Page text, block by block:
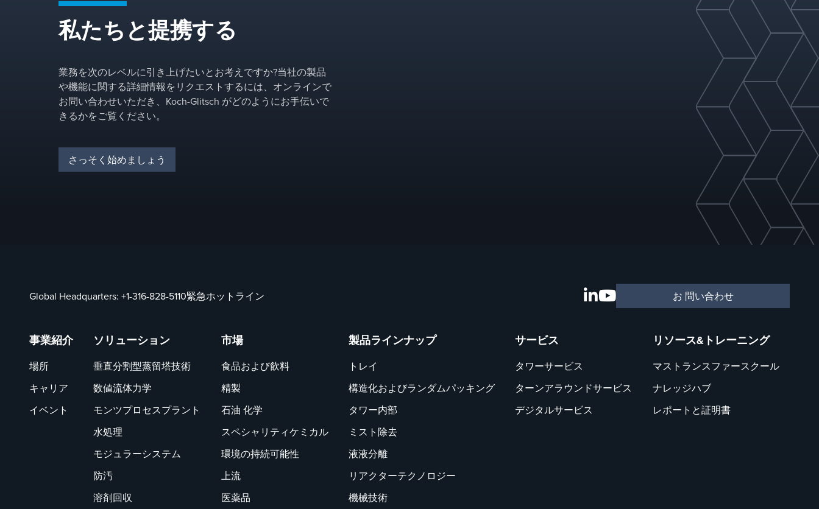
私たちと提携する
業務を次のレベルに引き上げたいとお考えですか?当社の製品
や機能に関する詳細情報をリクエストするには、オンラインで
お問い合わせいただき、Koch-Glitsch がどのようにお手伝いで
きるかをご覧ください。
さっそく始めましょう
Global Headquarters: +1-316-828-5110緊急ホットライン お 問い合わせ
事業紹介
場所
キャリア
イベント
ソリューション
垂直分割型蒸留塔技術
数値流体力学
モンツプロセスプラント
水処理
モジュラーシステム
防汚
溶剤回収
市場
食品および飲料
精製
石油 化学
スペシャリティケミカル
環境の持続可能性
上流
医薬品
製品ラインナップ
トレイ
構造化およびランダムパッキング
タワー内部
ミスト除去
液液分離
リアクターテクノロジー
機械技術
サービス
タワーサービス
ターンアラウンドサービス
デジタルサービス
リソース&トレーニング
マストランスファースクール
ナレッジハブ
レポートと証明書